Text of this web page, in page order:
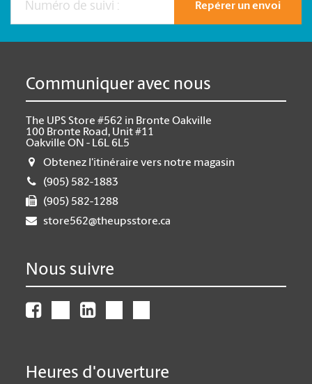
Repérer un envoi
Communiquer avec nous
The UPS Store #562 in Bronte Oakville
100 Bronte Road, Unit #11
Oakville ON - L6L 6L5
Obtenez l'itinéraire vers notre magasin
(905) 582-1883
(905) 582-1288
store562@theupsstore.ca
Nous suivre
Heures d'ouverture